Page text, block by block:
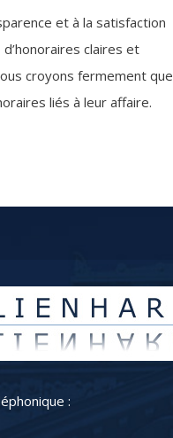
et à la satisfaction
claires et
croyons fermement que
liés à leur affaire.
: